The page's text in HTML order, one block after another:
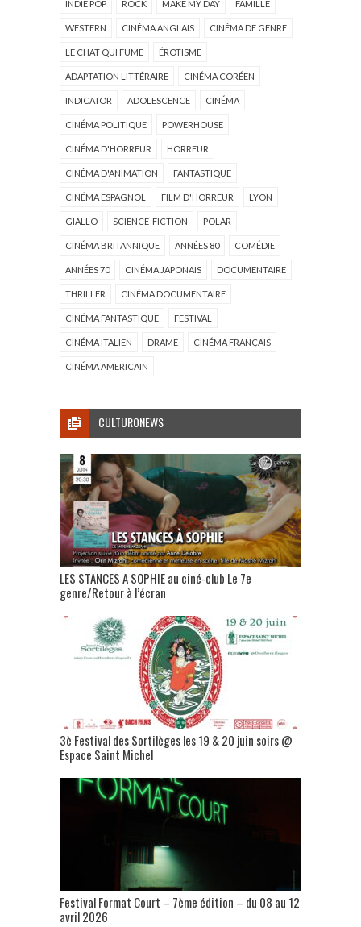
INDIE POP ROCK MAKE MY DAY FAMILLE
WESTERN CINÉMA ANGLAIS CINÉMA DE GENRE
LE CHAT QUI FUME ÉROTISME
ADAPTATION LITTÉRAIRE CINÉMA CORÉEN
INDICATOR ADOLESCENCE CINÉMA
CINÉMA POLITIQUE POWERHOUSE
CINÉMA D'HORREUR HORREUR
CINÉMA D'ANIMATION FANTASTIQUE
CINÉMA ESPAGNOL FILM D'HORREUR LYON
GIALLO SCIENCE-FICTION POLAR
CINÉMA BRITANNIQUE ANNÉES 80 COMÉDIE
ANNÉES 70 CINÉMA JAPONAIS DOCUMENTAIRE
THRILLER CINÉMA DOCUMENTAIRE
CINÉMA FANTASTIQUE FESTIVAL
CINÉMA ITALIEN DRAME CINÉMA FRANÇAIS
CINÉMA AMERICAIN
CULTURONEWS
LES STANCES A SOPHIE au ciné-club Le 7e
genre/Retour à l’écran
3è Festival des Sortilèges les 19 & 20 juin soirs @
Espace Saint Michel
Festival Format Court – 7ème édition – du 08 au 12
avril 2026